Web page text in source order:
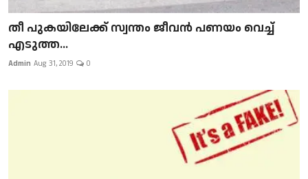
​​​​​​​തീ പുകയിലേക്ക് സ്വന്തം ജീവന്‍ പണയം വെച്ച്
എടുത്ത...
Admin Aug 31, 2019 0